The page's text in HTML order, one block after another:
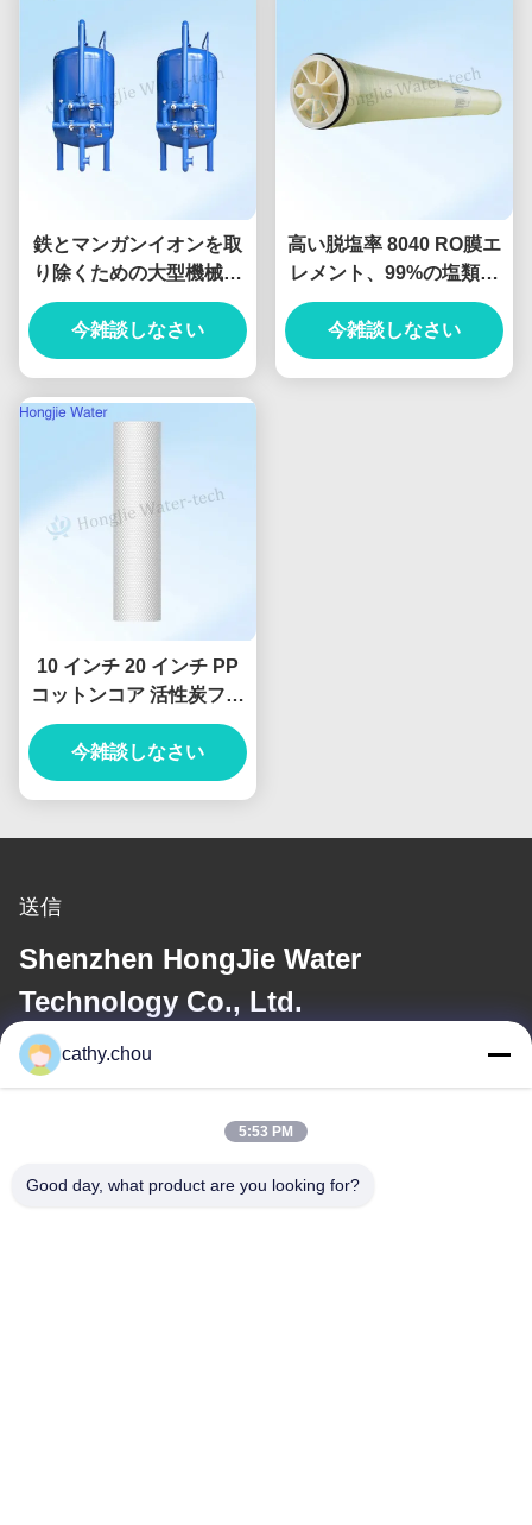
鉄とマンガンイオンを取
り除くための大型機械用
50T/H炭素鋼フィルター
今雑談しなさい
高い脱塩率 8040 RO膜エ
レメント、99%の塩類除
去率
今雑談しなさい
10 インチ 20 インチ PP
コットンコア 活性炭フィ
ルター 水フィルターシス
テム
今雑談しなさい
送信
Shenzhen HongJie Water
Technology Co., Ltd.
電子メール
cathy.chou
5:53 PM
Good day, what product are you looking for?